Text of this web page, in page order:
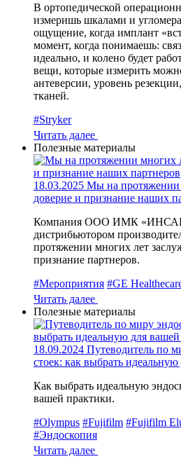
В ортопедической
измеришь шкалами и
ощущение, когда имплант
момент, когда понимаешь:
идеально, и колено будет
вещи, которые измерить
антеверсии, уровень
тканей.
#Stryker
Читать далее
Полезные материалы
18.03.2025 Мы на протяжении
доверие и признание наших
Компания ООО ИМК
дистрибьютором
протяжении многих лет
признание партнеров.
#Мероприятия #GE
Читать далее
Полезные материалы
18.09.2024 Путеводитель по
стоек: как выбрать
Как выбрать идеальную
вашей практики.
#Olympus #Fujifilm #Fujifilm
#Эндоскопия
Читать далее